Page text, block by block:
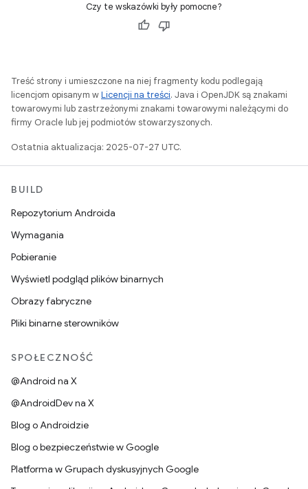
Czy te wskazówki były pomocne?
Treść strony i umieszczone na niej fragmenty kodu podlegają
licencjom opisanym wLicencji na treści. Java i OpenJDK są znakami
towarowymi lub zastrzeżonymi znakami towarowymi należącymi do
firmy Oracle lub jej podmiotów stowarzyszonych.
Ostatnia aktualizacja: 2025-07-27 UTC.
BUILD
Repozytorium Androida
Wymagania
Pobieranie
Wyświetl podgląd plików binarnych
Obrazy fabryczne
Pliki binarne sterowników
SPOŁECZNOŚĆ
@Android na X
@AndroidDev na X
Blog o Androidzie
Blog o bezpieczeństwie w Google
Platforma w Grupach dyskusyjnych Google